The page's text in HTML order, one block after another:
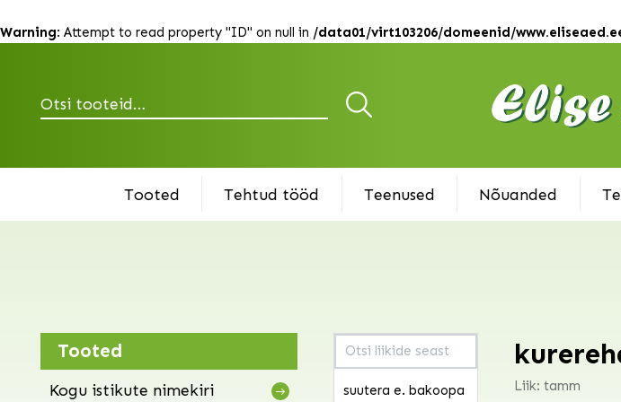
Warning: Attempt to read property "ID" on null in /data01/virt103206/domeenid/
Otsi
Tooted Tehtud tööd Teenused Nõuanded
Tooted
Kogu istikute nimekiri
siilkübar
sinikõrs
sinitäht
sirel
soohein
soorohi
sumahh e.
äädikapuu
suutera e. bakoopa
Liik: tamm